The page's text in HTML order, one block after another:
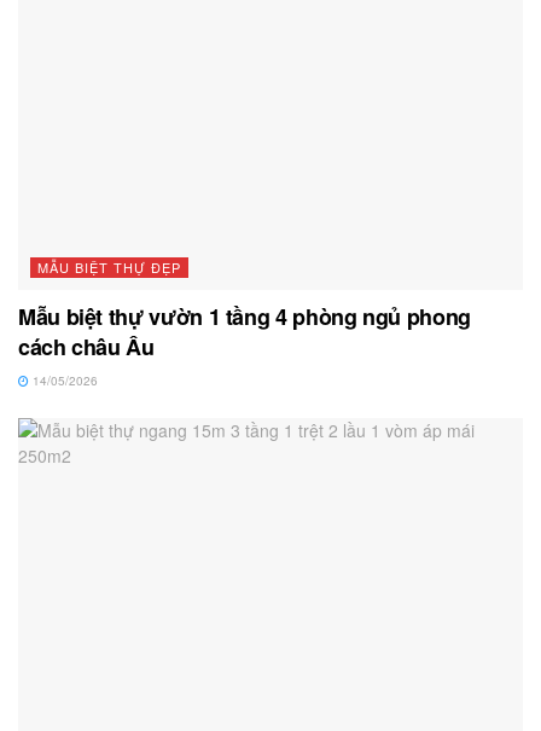
MẪU BIỆT THỰ ĐẸP
Mẫu biệt thự vườn 1 tầng 4 phòng ngủ phong
cách châu Âu
14/05/2026